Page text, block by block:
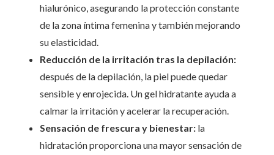
hialurónico, asegurando la protección constante
de la zona íntima femenina y también mejorando
su elasticidad.
Reducción de la irritación tras la depilación:
después de la depilación, la piel puede quedar
sensible y enrojecida. Un gel hidratante ayuda a
calmar la irritación y acelerar la recuperación.
Sensación de frescura y bienestar: la
hidratación proporciona una mayor sensación de